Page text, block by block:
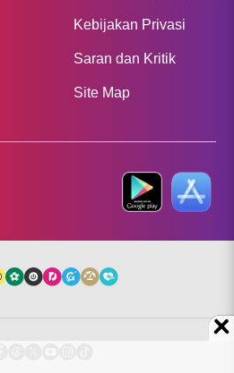
Kebijakan Privasi
Saran dan Kritik
Site Map